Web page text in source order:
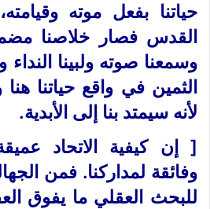
حياتنا بفعل موته
القدس فصار خلاصنا
وسمعنا صوته ولبينا
الثمين في واقع حياتنا
لأنه سيمتد بنا إلى الأبدية.
[ إن كيفية الاتحاد
وفائقة لمداركنا. فمن
للبحث العقلي ما يفوق